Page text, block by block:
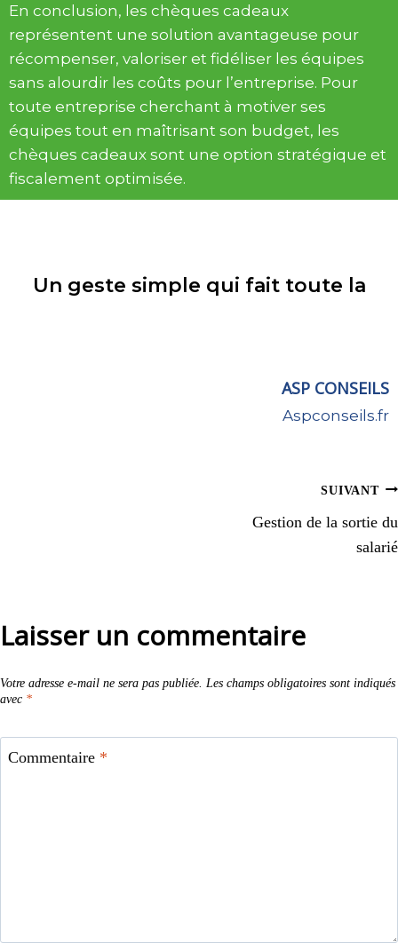
En conclusion, les chèques cadeaux
représentent une solution avantageuse pour
récompenser, valoriser et fidéliser les équipes
sans alourdir les coûts pour l’entreprise. Pour
toute entreprise cherchant à motiver ses
équipes tout en maîtrisant son budget, les
chèques cadeaux sont une option stratégique et
fiscalement optimisée.
Un geste simple qui fait toute la
ASP CONSEILS
Aspconseils.fr
SUIVANT
Gestion de la sortie du
salarié
Laisser un commentaire
Votre adresse e-mail ne sera pas publiée. Les champs obligatoires sont indiqués
avec *
Commentaire *